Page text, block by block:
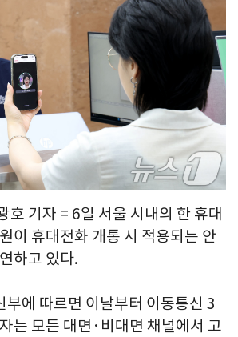
호 기자 = 6일 서울 시내의 한 휴대
이 휴대전화 개통 시 적용되는 안
하고 있다.
부에 따르면 이날부터 이동통신 3
는 모든 대면·비대면 채널에서 고